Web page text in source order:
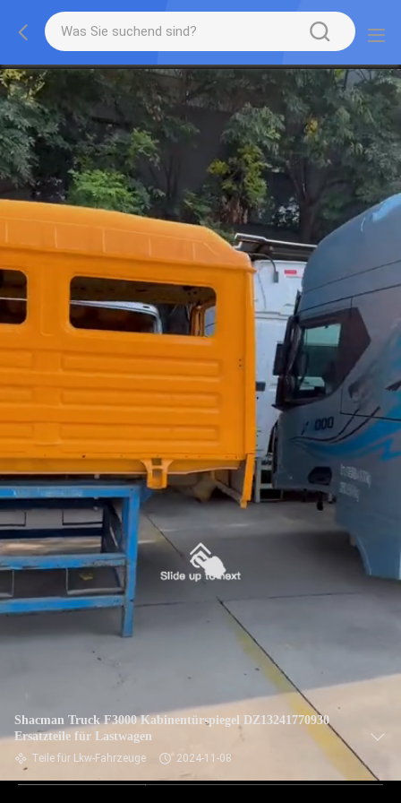
Shacman Truck F3000 Kabinentürspiegel DZ13241770930
Ersatzteile für Lastwagen
Teile für Lkw-Fahrzeuge 2024-11-08